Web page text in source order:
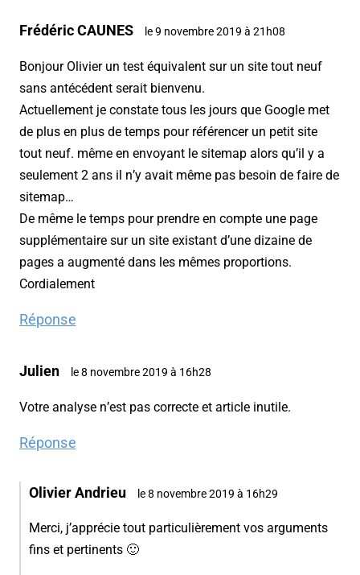
Frédéric CAUNES le 9 novembre 2019 à 21h08
Bonjour Olivier un test équivalent sur un site tout neuf
sans antécédent serait bienvenu.
Actuellement je constate tous les jours que Google met
de plus en plus de temps pour référencer un petit site
tout neuf. même en envoyant le sitemap alors qu’il y a
seulement 2 ans il n’y avait même pas besoin de faire de
sitemap…
De même le temps pour prendre en compte une page
supplémentaire sur un site existant d’une dizaine de
pages a augmenté dans les mêmes proportions.
Cordialement
Réponse
Julien le 8 novembre 2019 à 16h28
Votre analyse n’est pas correcte et article inutile.
Réponse
Olivier Andrieu le 8 novembre 2019 à 16h29
Merci, j’apprécie tout particulièrement vos arguments
fins et pertinents 🙂